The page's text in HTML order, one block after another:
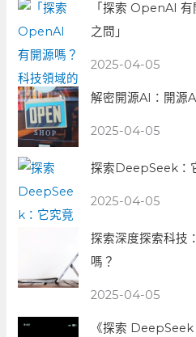
「探索 OpenAI
之問」
2025-04-05
解密開源AI：開源
2025-04-05
探索DeepSeek：
2025-04-05
探索深度探索科技
嗎？
2025-04-05
《探索